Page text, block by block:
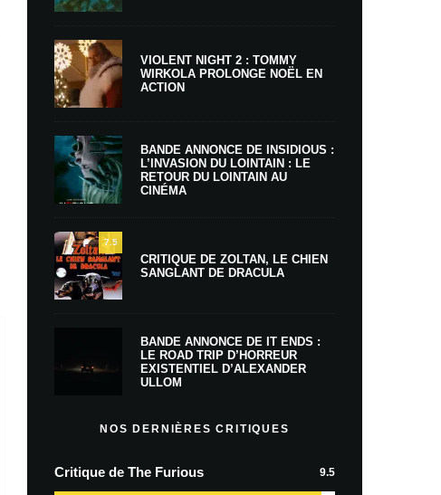
VIOLENT NIGHT 2 : TOMMY
WIRKOLA PROLONGE NOËL EN
ACTION
BANDE ANNONCE DE INSIDIOUS :
L’INVASION DU LOINTAIN : LE
RETOUR DU LOINTAIN AU
CINÉMA
7.5
CRITIQUE DE ZOLTAN, LE CHIEN
SANGLANT DE DRACULA
BANDE ANNONCE DE IT ENDS :
LE ROAD TRIP D’HORREUR
EXISTENTIEL D’ALEXANDER
ULLOM
NOS DERNIÈRES CRITIQUES
Critique de The Furious 9.5